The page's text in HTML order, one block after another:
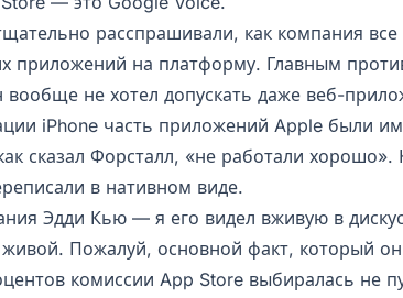
расспрашивали, как компания
приложений на платформу. Главным
не хотел допускать даже веб-
iPhone часть приложений Apple были
сказал Форсталл, «не работали хорошо».
в нативном виде.
Эдди Кью — я его видел вживую в
живой. Пожалуй, основной факт, который он
комиссии App Store выбиралась не